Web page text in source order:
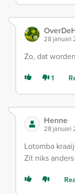
28 januari
Zo, dat
1
Henne
28 januari
Lotomba
Zit niks